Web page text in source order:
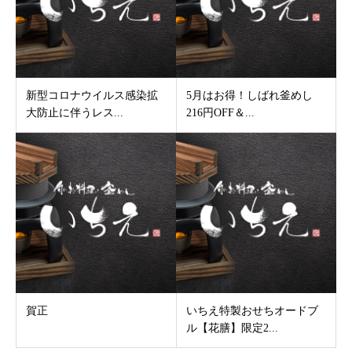
新型コロナウイルス感染拡
大防止に伴うレス...
5月はお得！しばれ釜めし
216円OFF＆...
賀正
いちえ特製おせちオードブ
ル【花膳】限定2...